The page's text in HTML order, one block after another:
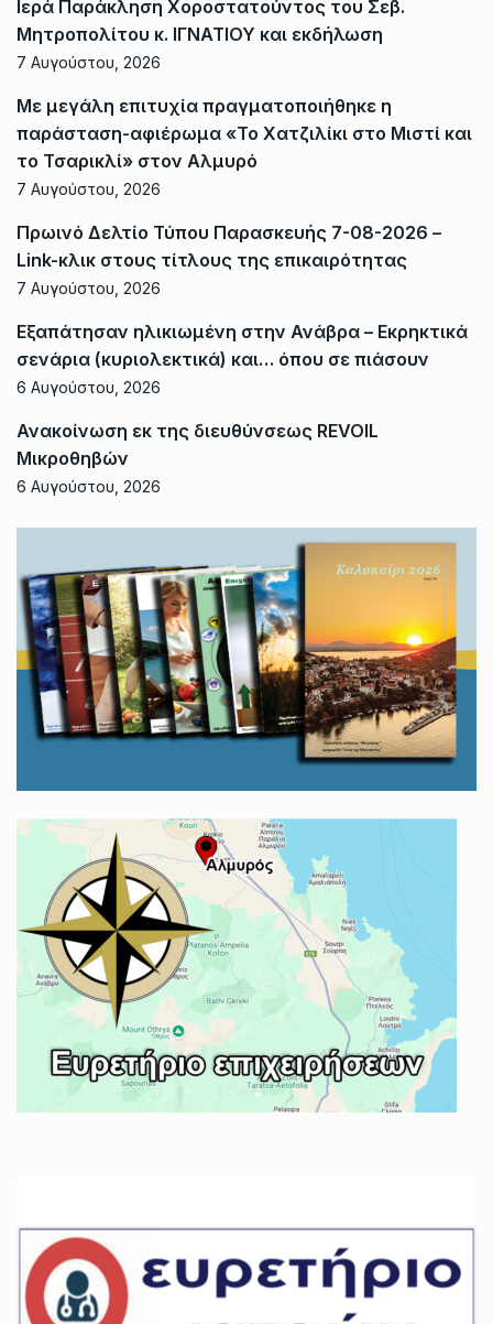
Ιερά Παράκληση Χοροστατούντος του Σεβ.
Μητροπολίτου κ. ΙΓΝΑΤΙΟΥ και εκδήλωση
7 Αυγούστου, 2026
Με μεγάλη επιτυχία πραγματοποιήθηκε η
παράσταση-αφιέρωμα «Το Χατζιλίκι στο Μιστί και
το Τσαρικλί» στον Αλμυρό
7 Αυγούστου, 2026
Πρωινό Δελτίο Τύπου Παρασκευής 7-08-2026 –
Link-κλικ στους τίτλους της επικαιρότητας
7 Αυγούστου, 2026
Εξαπάτησαν ηλικιωμένη στην Ανάβρα – Εκρηκτικά
σενάρια (κυριολεκτικά) και… όπου σε πιάσουν
6 Αυγούστου, 2026
Ανακοίνωση εκ της διευθύνσεως REVOIL
Μικροθηβών
6 Αυγούστου, 2026